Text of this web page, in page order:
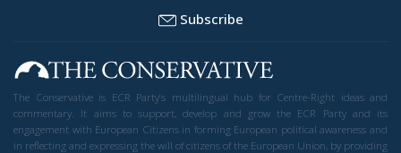
Subscribe
The Conservative is ECR Party’s multilingual hub for Centre-Right ideas and
commentary. It aims to support, develop and grow the ECR Party and its
engagement with European Citizens in forming European political awareness and
in reflecting and expressing the will of citizens of the European Union, by providing